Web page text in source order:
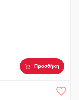
Προσθήκη